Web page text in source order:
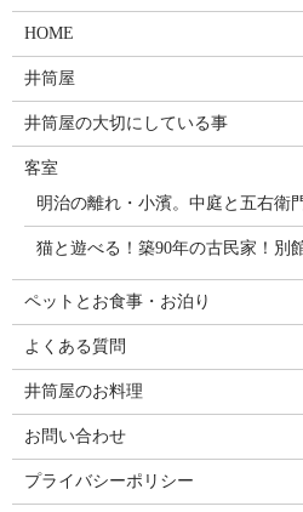
HOME
井筒屋
井筒屋の大切にしている事
客室
明治の離れ・小濱。中庭と五右衛
猫と遊べる！築90年の古民家！別
ペットとお食事・お泊り
よくある質問
井筒屋のお料理
お問い合わせ
プライバシーポリシー